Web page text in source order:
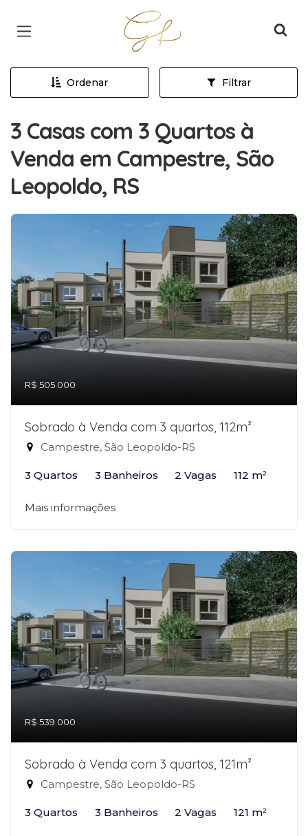
Página inicial
Ordenar Filtrar
3 Casas com 3 Quartos à
Venda em Campestre, São
Leopoldo, RS
R$ 505.000
Sobrado à Venda com 3 quartos, 112m²
Campestre, São Leopoldo-RS
3 Quartos 3 Banheiros 2 Vagas 112 m²
Mais informações
R$ 539.000
Sobrado à Venda com 3 quartos, 121m²
Campestre, São Leopoldo-RS
3 Quartos 3 Banheiros 2 Vagas 121 m²